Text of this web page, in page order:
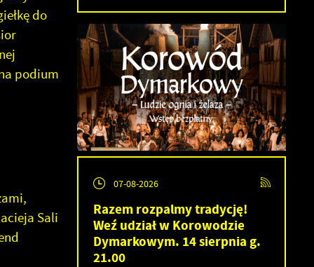
do
podium
Sali
07-08-2026
Razem rozpalmy tradycję!
Weź udział w Korowodzie
Dymarkowym. 14 sierpnia g.
21.00